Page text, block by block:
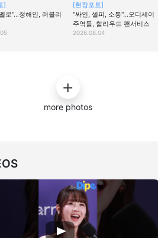
]
로"…정해인, 러블리
[현장포토]
"싸인, 셀피, 소통"…오디세이
주역들, 할리우드 팬서비스
2026.08.04
more photos